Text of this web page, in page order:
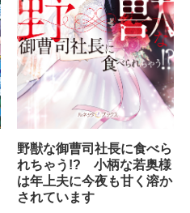
野獣な御曹司社長に食べら
れちゃう!? 小柄な若奥様
は年上夫に今夜も甘く溶か
されています